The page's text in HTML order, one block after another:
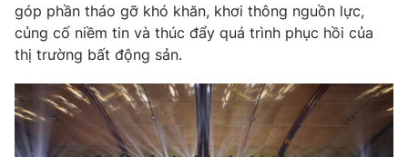
® Cấm sao chép dưới mọi hình thức nếu không có sự chấp
thuận bằng văn bản. Ghi rõ nguồn VTV.vn khi phát hành lại
thông tin từ website này.
góp phần tháo gỡ khó khăn, khơi thông nguồn lực,
củng cố niềm tin và thúc đẩy quá trình phục hồi của
thị trường bất động sản.